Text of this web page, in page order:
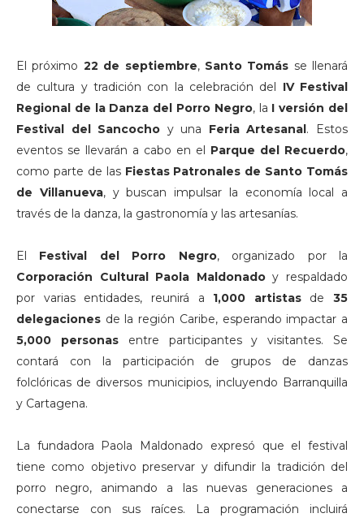
El próximo 22 de septiembre, Santo Tomás se llenará
de cultura y tradición con la celebración del IV Festival
Regional de la Danza del Porro Negro, la I versión del
Festival del Sancocho y una Feria Artesanal. Estos
eventos se llevarán a cabo en el Parque del Recuerdo,
como parte de las Fiestas Patronales de Santo Tomás
de Villanueva, y buscan impulsar la economía local a
través de la danza, la gastronomía y las artesanías.
El Festival del Porro Negro, organizado por la
Corporación Cultural Paola Maldonadoy respaldado
por varias entidades, reunirá a 1,000 artistasde 35
delegaciones de la región Caribe, esperando impactar a
5,000 personasentre participantes y visitantes. Se
contará con la participación de grupos de danzas
folclóricas de diversos municipios, incluyendo Barranquilla
y Cartagena.
La fundadora Paola Maldonado expresó que el festival
tiene como objetivo preservar y difundir la tradición del
porro negro, animando a las nuevas generaciones a
conectarse con sus raíces. La programación incluirá